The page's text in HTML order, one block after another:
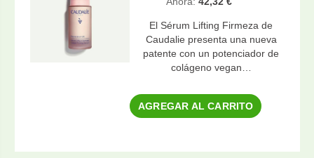
El Sérum Lifting Firmeza de
Caudalie presenta una nueva
patente con un potenciador de
colágeno vegan…
AGREGAR AL CARRITO